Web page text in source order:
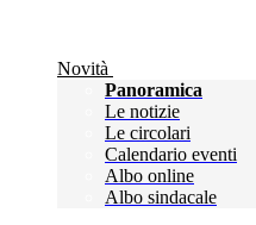
Novità
Panoramica
Le notizie
Le circolari
Calendario eventi
Albo online
Albo sindacale